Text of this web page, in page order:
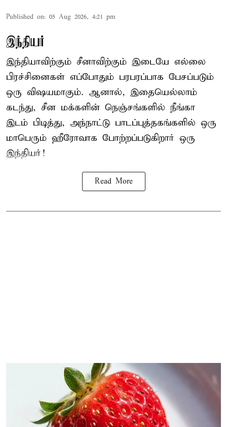
Published on: 05 Aug 2026, 4:21 pm
இந்தியர்
இந்தியாவிற்கும் சீனாவிற்கும் இடையே எல்லை
பிரச்சினைகள் எப்போதும் பரபரப்பாக பேசப்படும்
ஒரு விஷயமாகும். ஆனால், இதையெல்லாம்
கடந்து, சீன மக்களின் நெஞ்சங்களில் நீங்கா
இடம் பிடித்து, அந்நாட்டு பாடப்புத்தகங்களில் ஒரு
மாபெரும் ஹீரோவாக போற்றப்படுகிறார் ஒரு
இந்தியர்!
Read More